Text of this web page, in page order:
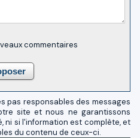
commentaires
pas responsables des messages
site et nous ne garantissons
ni si l'information est complète, et
du contenu de ceux-ci.